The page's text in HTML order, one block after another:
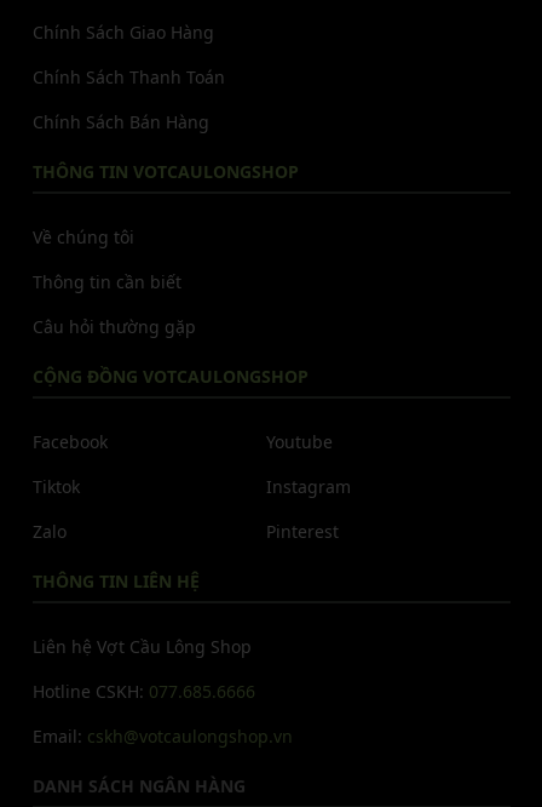
Chính Sách Giao Hàng
Chính Sách Thanh Toán
Chính Sách Bán Hàng
THÔNG TIN VOTCAULONGSHOP
Về chúng tôi
Thông tin cần biết
Câu hỏi thường gặp
CỘNG ĐỒNG VOTCAULONGSHOP
Facebook
Tiktok
Zalo
Youtube
Instagram
Pinterest
THÔNG TIN LIÊN HỆ
Liên hệ Vợt Cầu Lông Shop
Hotline CSKH: 077.685.6666
Email: cskh@votcaulongshop.vn
DANH SÁCH NGÂN HÀNG